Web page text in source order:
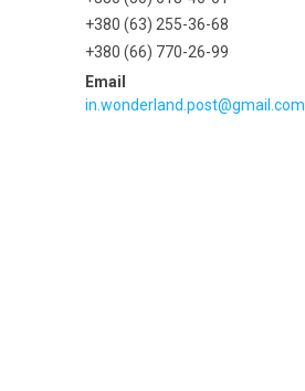
+380 (63) 255-36-68
+380 (66) 770-26-99
in.wonderland.post@gmail.com